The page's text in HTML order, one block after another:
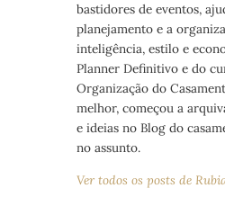
bastidores de eventos,
planejamento e a
inteligência, estilo e
Planner Definitivo e do
Organização do
melhor, começou a
e ideias no Blog do
no assunto.
Ver todos os posts de